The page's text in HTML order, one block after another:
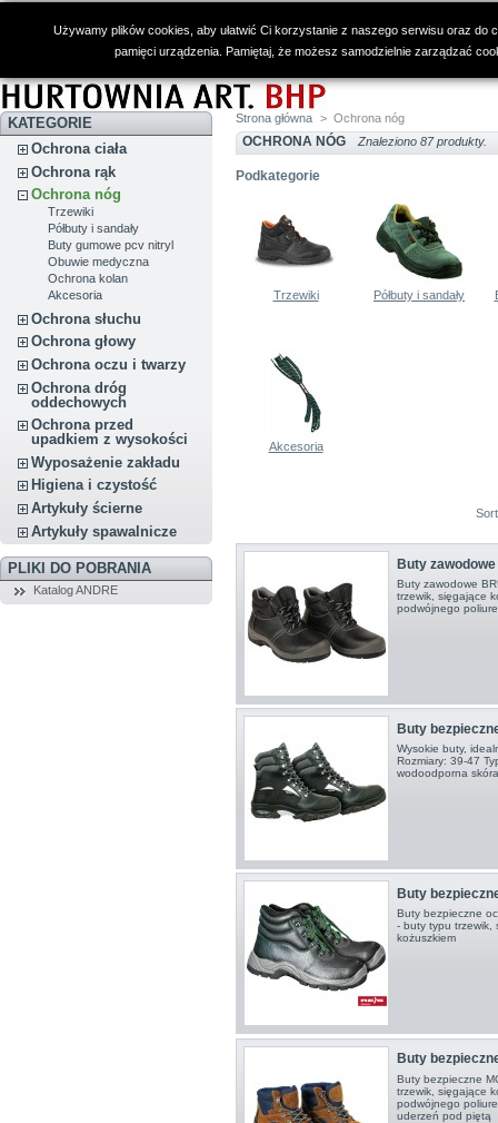
Używamy plików cookies, aby ułatwić Ci korzystanie z naszego serwisu oraz
pamięci urządzenia. Pamiętaj, że możesz samodzielnie zarządzać
KATEGORIE
Ochrona ciała
Ochrona rąk
Ochrona nóg
Trzewiki
Półbuty i sandały
Buty gumowe pcv nitryl
Obuwie medyczna
Ochrona kolan
Akcesoria
Ochrona słuchu
Ochrona głowy
Ochrona oczu i twarzy
Ochrona dróg
oddechowych
Ochrona przed
upadkiem z wysokości
Wyposażenie zakładu
Higiena i czystość
Artykuły ścierne
Artykuły spawalnicze
PLIKI DO POBRANIA
Katalog ANDRE
Strona główna > Ochrona nóg
OCHRONA NÓG Znaleziono 87 produkty.
Podkategorie
Trzewiki Półbuty i sandały
Akcesoria
Buty
Buty zawodowe
trzewik, sięgające
podwójnego
Buty
Wysokie buty,
Rozmiary: 39-47
wodoodporna
Buty
Buty bezpieczne
- buty typu trzewik,
kożuszkiem
Buty
Buty bezpieczne
trzewik, sięgające
podwójnego
uderzeń pod piętą